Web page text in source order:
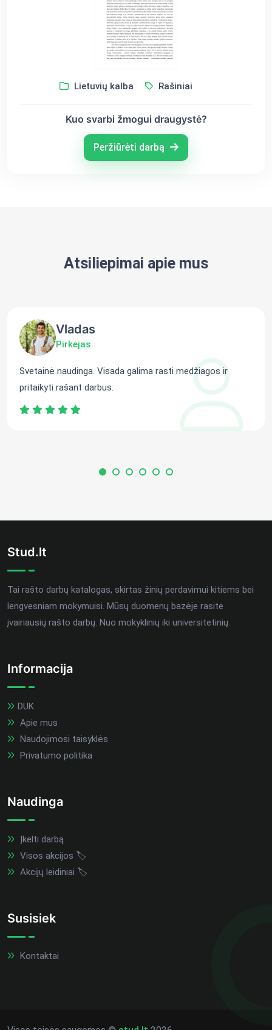
Lietuvių kalba Rašiniai
Kuo svarbi žmogui draugystė?
Peržiūrėti darbą
Atsiliepimai apie mus
Vladas
Pirkėjas
Svetainė naudinga. Visada galima rasti medžiagos ir
pritaikyti rašant darbus.
Stud.lt
Tai rašto darbų katalogas, skirtas žinių perdavimui kitiems bei
lengvesniam mokymuisi. Mūsų duomenų bazėje rasite
įvairiausių rašto darbų. Nuo mokyklinių iki universitetinių.
Informacija
DUK
Apie mus
Naudojimosi taisyklės
Privatumo politika
Naudinga
Įkelti darbą
Visos akcijos 🏷️
Akcijų leidiniai 🏷️
Susisiek
Kontaktai